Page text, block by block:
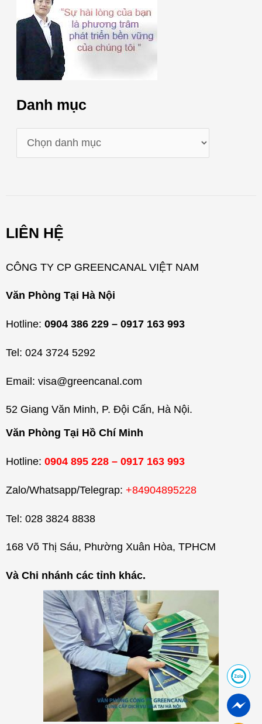
Danh mục
a
m
c
LIÊN HỆ
CÔNG TY CP GREENCANAL VIỆT NAM
Văn Phòng Tại Hà Nội
Hotline: 0904 386 229 – 0917 163 993
Tel: 024 3724 5292
Email: visa@greencanal.com
52 Giang Văn Minh, P. Đội Cấn, Hà Nội.
Văn Phòng Tại Hồ Chí Minh
Hotline: 0904 895 228 – 0917 163 993
Zalo/Whatsapp/Telegrap: +84904895228
Tel: 028 3824 8838
168 Võ Thị Sáu, Phường Xuân Hòa, TPHCM
Và Chi nhánh các tỉnh khác.